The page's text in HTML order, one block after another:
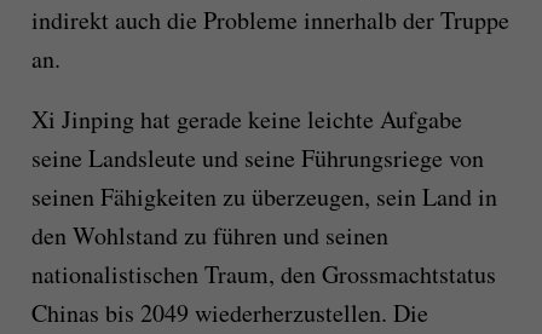
indirekt auch die Probleme innerhalb der Truppe
an.
Xi Jinping hat gerade keine leichte Aufgabe
seine Landsleute und seine Führungsriege von
seinen Fähigkeiten zu überzeugen, sein Land in
den Wohlstand zu führen und seinen
nationalistischen Traum, den Grossmachtstatus
Chinas bis 2049 wiederherzustellen. Die